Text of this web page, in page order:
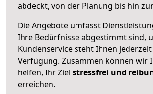
abdeckt, von der Planung bis hin
Die Angebote umfasst
Ihre Bedürfnisse abgestimmt sind,
Kundenservice steht Ihnen
Verfügung. Zusammen können wir
helfen, Ihr Ziel stressfrei und
erreichen.